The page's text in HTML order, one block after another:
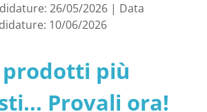
26/05/2026 | Data
10/06/2026
prodotti più
Provali ora!